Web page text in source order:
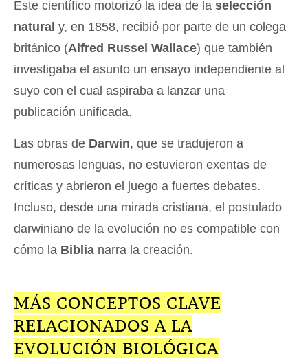
Este científico motorizó la idea de la selección
natural y, en 1858, recibió por parte de un colega
británico (Alfred Russel Wallace) que también
investigaba el asunto un ensayo independiente al
suyo con el cual aspiraba a lanzar una
publicación unificada.
Las obras de Darwin, que se tradujeron a
numerosas lenguas, no estuvieron exentas de
críticas y abrieron el juego a fuertes debates.
Incluso, desde una mirada cristiana, el postulado
darwiniano de la evolución no es compatible con
cómo la Biblia narra la creación.
MÁS CONCEPTOS CLAVE
RELACIONADOS A LA
EVOLUCIÓN BIOLÓGICA